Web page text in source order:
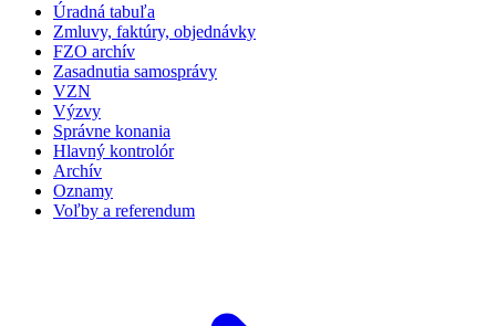
Úradná tabuľa
Zmluvy, faktúry, objednávky
FZO archív
Zasadnutia samosprávy
VZN
Výzvy
Správne konania
Hlavný kontrolór
Archív
Oznamy
Voľby a referendum